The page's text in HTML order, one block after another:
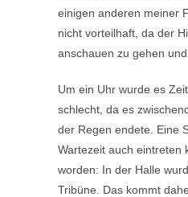
einigen anderen meiner
nicht vorteilhaft, da der
anschauen zu gehen
Um ein Uhr wurde es
schlecht, da es
der Regen endete. Eine
Wartezeit auch eintreten
worden: In der Halle
Tribüne. Das kommt